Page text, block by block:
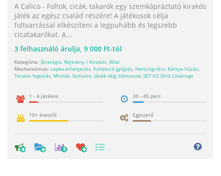
A Calico - Foltok, cicák, takarók egy szemkápráztató kirakós
játék az egész család részére! A játékosok célja
foltvarrással elkészíteni a legpuhább és legszebb
cicatakarókat. A...
3 felhasználó árulja, 9 000 Ft-tól
Kategória: Stratégia, Rejtvény / Kirakós, Állat
Mechanizmus: Lapka-elhelyezés, Kollekció gyűjtés, Hatszög-rács, Kártya húzás,
Terület foglalás, Minták, Solitaire, Játék végi bónuszok, SET-03 Grid Coverage
1 - 4 játékos 30 - 45 perc
10+ évestől Egyszerű
0